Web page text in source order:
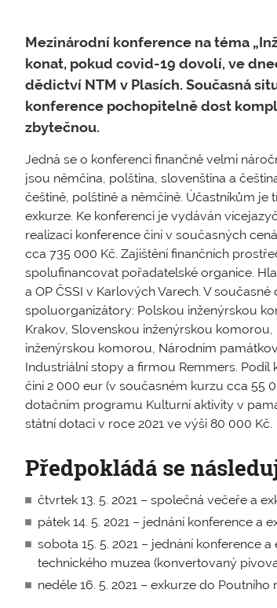
Mezinárodní konference na téma
konat, pokud covid-19 dovolí, ve
dědictví NTM v Plasích. Současná
konference pochopitelně dost
zbytečnou.
Jedná se o konferenci finančně velmi
jsou němčina, polština, slovenština a
češtině, polštině a němčině. Účastníkům
exkurze. Ke konferenci je vydáván
realizaci konference činí v současných
cca 735 000 Kč. Zajištění finančních
spolufinancovat pořadatelské organice.
a OP ČSSI v Karlových Varech. V
spoluorganizátory: Polskou inženýrskou
Krakov, Slovenskou inženýrskou
inženýrskou komorou, Národním
Industriální stopy a firmou Remmers.
činí 2 000 eur (v současném kurzu cca 55
dotačním programu Kulturní aktivity v
státní dotaci v roce 2021 ve výši 80 000 Kč.
Předpokládá se
čtvrtek 13. 5. 2021 – společná večeře a
pátek 14. 5. 2021 – jednání konference a
sobota 15. 5. 2021 – jednání konference
technického muzea (konvertovaný
neděle 16. 5. 2021 – exkurze do